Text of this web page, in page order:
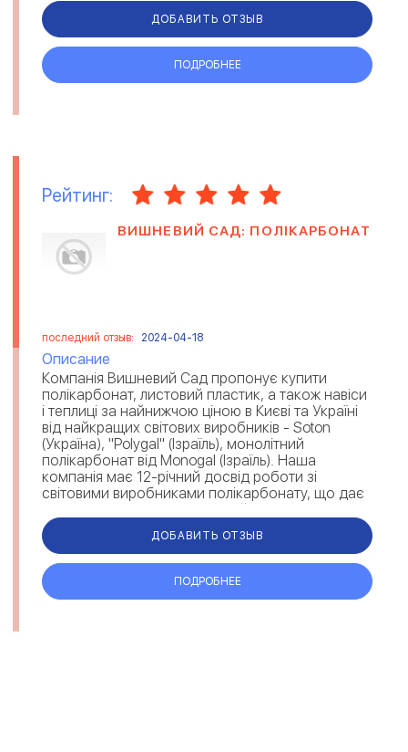
семян вы можете непосред...
ДОБАВИТЬ ОТЗЫВ
ПОДРОБНЕЕ
Рейтинг:
ВИШНЕВИЙ САД: ПОЛІКАРБОНАТ
последний отзыв: 2024-04-18
Описание
Компанія Вишневий Сад пропонує купити
полікарбонат, листовий пластик, а також навіси
і теплиці за найнижчою ціною в Києві та Україні
від найкращих світових виробників - Soton
(Україна), "Polygal" (Ізраїль), монолітний
полікарбонат від Monogal (Ізраїль). Наша
компанія має 12-річний досвід роботи зі
світовими виробниками полікарбонату, що дає
нам змогу запропонувати най...
ДОБАВИТЬ ОТЗЫВ
ПОДРОБНЕЕ